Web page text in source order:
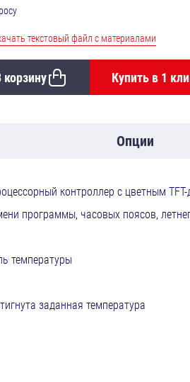
текстовый файл с материалами
корзину Купить в 1
Опции
контроллер с цветным TFT-
программы, часовых поясов,
температуры
заданная температура